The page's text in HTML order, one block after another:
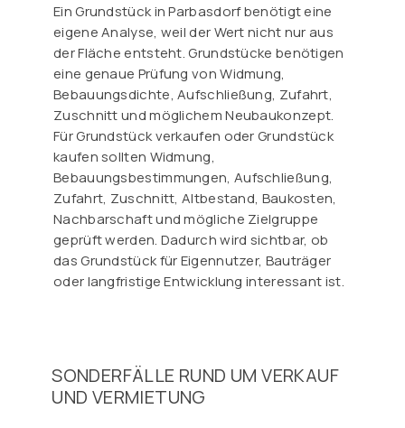
Ein Grundstück in Parbasdorf benötigt eine
eigene Analyse, weil der Wert nicht nur aus
der Fläche entsteht. Grundstücke benötigen
eine genaue Prüfung von Widmung,
Bebauungsdichte, Aufschließung, Zufahrt,
Zuschnitt und möglichem Neubaukonzept.
Für Grundstück verkaufen oder Grundstück
kaufen sollten Widmung,
Bebauungsbestimmungen, Aufschließung,
Zufahrt, Zuschnitt, Altbestand, Baukosten,
Nachbarschaft und mögliche Zielgruppe
geprüft werden. Dadurch wird sichtbar, ob
das Grundstück für Eigennutzer, Bauträger
oder langfristige Entwicklung interessant ist.
SONDERFÄLLE RUND UM VERKAUF
UND VERMIETUNG